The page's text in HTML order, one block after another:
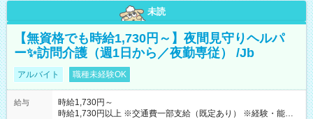
未読
【無資格でも時給1,730円～】夜間見守りヘルパ
ー✨訪問介護（週1日から／夜勤専従） /Jb
アルバイト 職種未経験OK
給与
時給1,730円～
時給1,730円以上 ※交通費一部支給（既定あり） ※経験・能力を